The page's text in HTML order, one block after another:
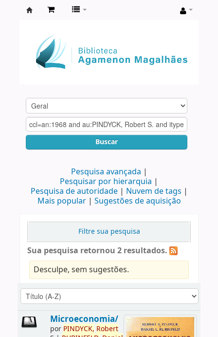
Agamenon
Magalhães
Buscar
Pesquisa avançada
Pesquisar por hierarquia
Pesquisa de autoridade
Nuvem de tags
Mais popular
Sugestões de aquisição
Filtre sua pesquisa
Sua pesquisa retornou 2 resultados.
Desculpe, sem sugestões.
Microeconomia/
por PINDYCK, Robert